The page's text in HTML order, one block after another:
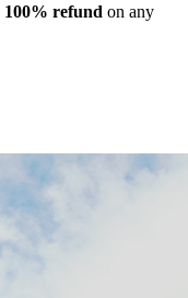
100% refund on any